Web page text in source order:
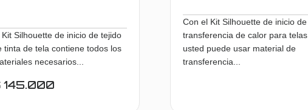
Kit Silhouette de inicio de tejido
tinta de tela contiene todos los
necesarios...
145.000
Con el Kit Silhouette de inicio de
transferencia de calor para telas
usted puede usar material de
transferencia...